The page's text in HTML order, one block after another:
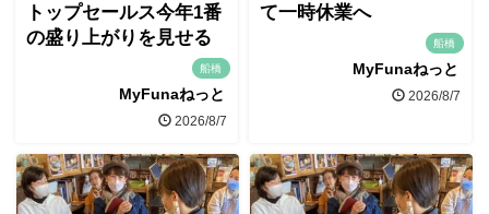
トップセールス今年1番
の盛り上がりを見せる
船橋
MyFunaねっと
2026/8/7
て一時休業へ
船橋
MyFunaねっと
2026/8/7